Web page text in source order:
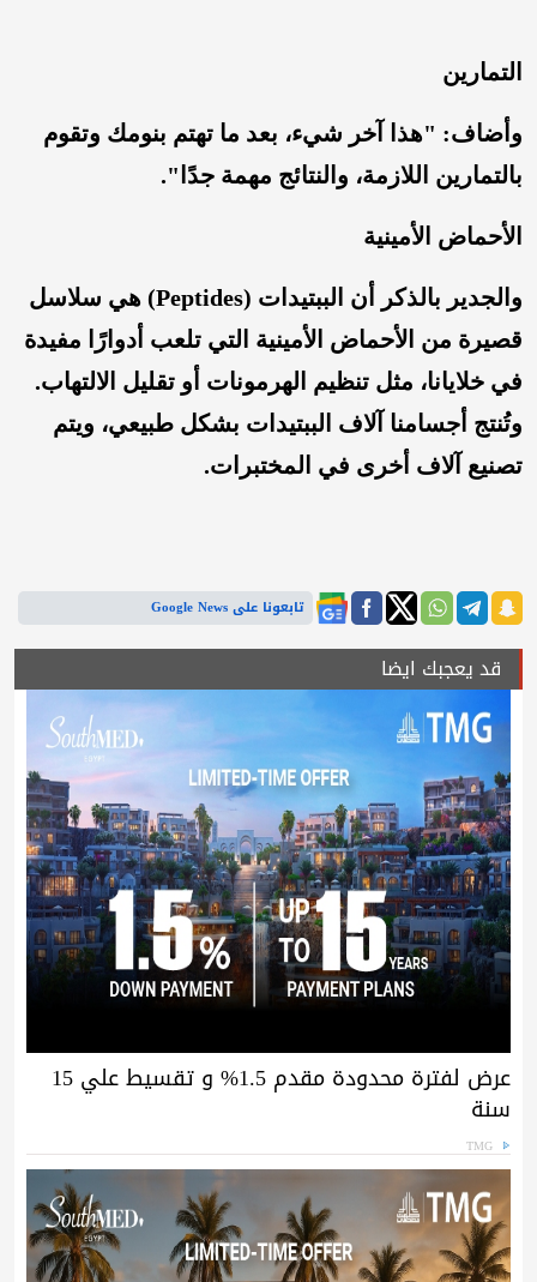
التمارين
وأضاف: "هذا آخر شيء، بعد ما تهتم بنومك وتقوم
بالتمارين اللازمة، والنتائج مهمة جدًا".
الأحماض الأمينية
والجدير بالذكر أن الببتيدات (Peptides) هي سلاسل
قصيرة من الأحماض الأمينية التي تلعب أدوارًا مفيدة
في خلايانا، مثل تنظيم الهرمونات أو تقليل الالتهاب.
وتُنتج أجسامنا آلاف الببتيدات بشكل طبيعي، ويتم
تصنيع آلاف أخرى في المختبرات.
تابعونا على Google News
قد يعجبك ايضا
عرض لفترة محدودة مقدم 1.5% و تقسيط علي 15
سنة
TMG